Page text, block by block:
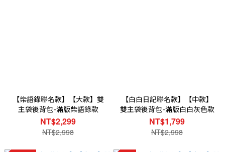
【柴語錄聯名款】【大款】雙
主袋後背包-滿版柴語錄款
NT$2,299
NT$2,998
【白白日記聯名款】【中款】
雙主袋後背包-滿版白白灰色款
NT$1,799
NT$2,998